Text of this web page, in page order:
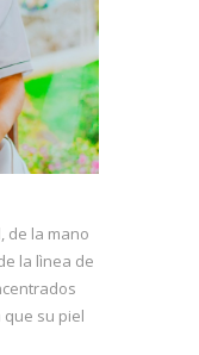
de la mano
la lìnea de
su piel